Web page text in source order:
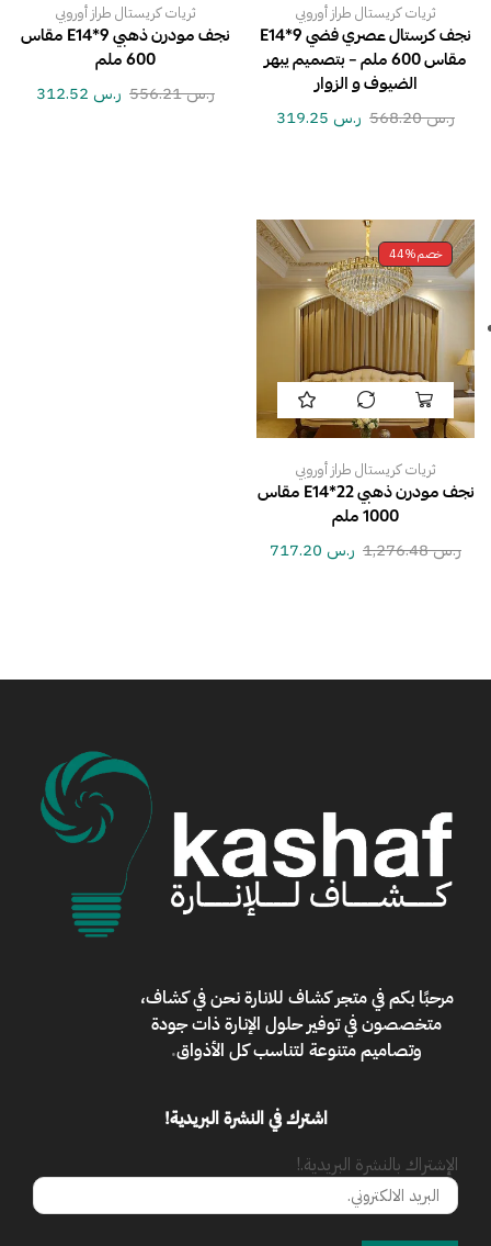
ثريات كريستال طراز أوروبي
نجف كرستال عصري فضي E14*9
مقاس 600 ملم – بتصميم يبهر
الضيوف و الزوار
ر.س568.20 ر.س
ثريات كريستال طراز أوروبي
نجف مودرن ذهبي E14*9 مقاس
600 ملم
ر.س556.21 ر.س
خصم44%
ثريات كريستال طراز أوروبي
نجف مودرن ذهبي E14*22 مقاس
1000 ملم
ر.س1,276.48 ر.س
مرحبًا بكم فيمتجر كشاف للانارةنحن في كشاف،
متخصصون في توفير حلول الإنارة ذات جودة
وتصاميم متنوعة لتناسب كل الأذواق.
اشترك في النشرة البريدية!
الإشتراك بالنشرة البريدية.!